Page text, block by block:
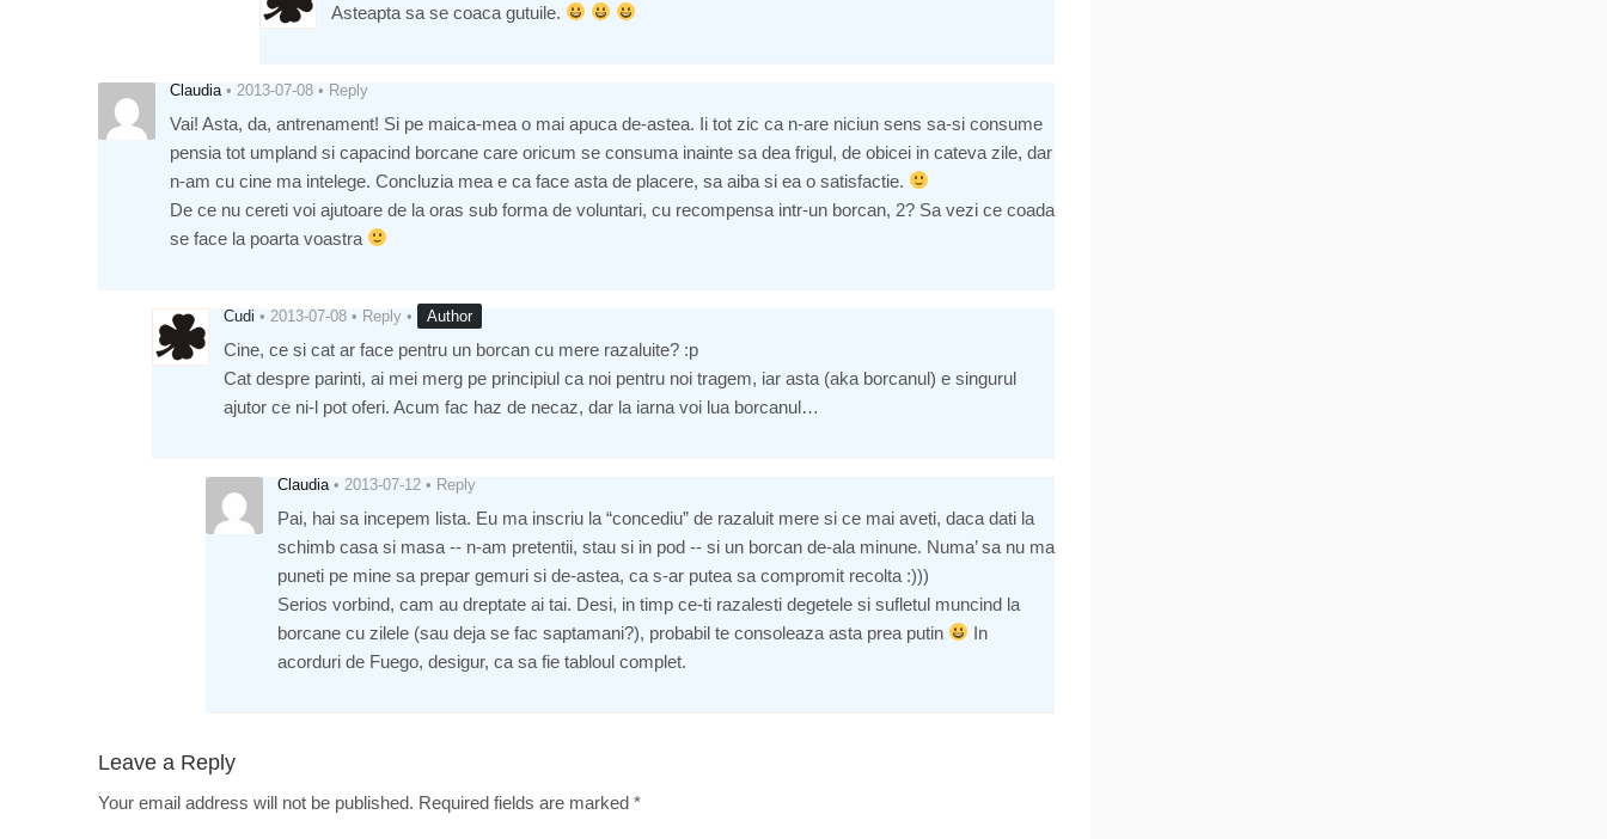
Asteapta sa se coaca gutuile.
Claudia • 2013-07-08 • Reply
Vai! Asta, da, antrenament! Si pe maica-mea o mai apuca de-astea. Ii tot zic ca n-are niciun sens sa-si consume
pensia tot umpland si capacind borcane care oricum se consuma inainte sa dea frigul, de obicei in cateva zile, dar
n-am cu cine ma intelege. Concluzia mea e ca face asta de placere, sa aiba si ea o satisfactie.
De ce nu cereti voi ajutoare de la oras sub forma de voluntari, cu recompensa intr-un borcan, 2? Sa vezi ce coada
se face la poarta voastra
Cudi • 2013-07-08 • Reply • Author
Cine, ce si cat ar face pentru un borcan cu mere razaluite? :p
Cat despre parinti, ai mei merg pe principiul ca noi pentru noi tragem, iar asta (aka borcanul) e singurul
ajutor ce ni-l pot oferi. Acum fac haz de necaz, dar la iarna voi lua borcanul…
Claudia • 2013-07-12 • Reply
Pai, hai sa incepem lista. Eu ma inscriu la “concediu” de razaluit mere si ce mai aveti, daca dati la
schimb casa si masa -- n-am pretentii, stau si in pod -- si un borcan de-ala minune. Numa’ sa nu ma
puneti pe mine sa prepar gemuri si de-astea, ca s-ar putea sa compromit recolta :)))
Serios vorbind, cam au dreptate ai tai. Desi, in timp ce-ti razalesti degetele si sufletul muncind la
borcane cu zilele (sau deja se fac saptamani?), probabil te consoleaza asta prea putin
In
acorduri de Fuego, desigur, ca sa fie tabloul complet.
Leave a Reply
Your email address will not be published. Required fields are marked *